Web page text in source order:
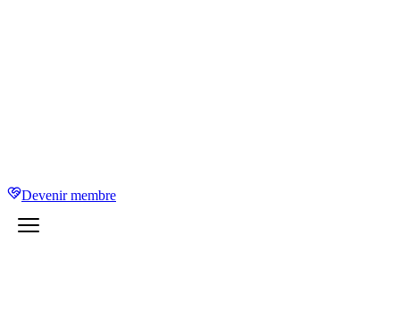
Devenir membre